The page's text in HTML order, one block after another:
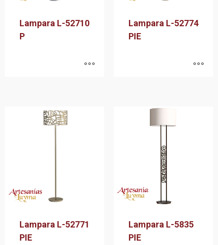
Lampara L-52710
P
Lampara L-52774
PIE
Lampara L-52771
PIE
Lampara L-5835
PIE